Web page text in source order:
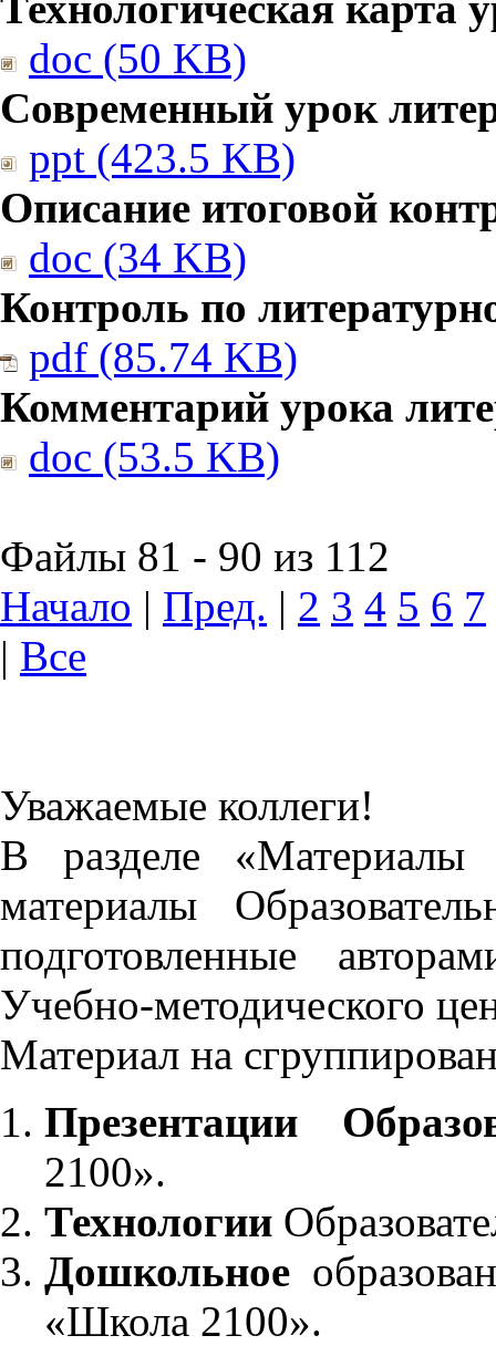
doc (50 KB)
Современный урок
ppt (423.5 KB)
Описание итоговой
doc (34 KB)
Контроль по
pdf (85.74 KB)
Комментарий урока
doc (53.5 KB)
Файлы 81 - 90 из 112
Начало | Пред. | 2 3 4 5 6 7
| Все
Уважаемые коллеги!
В разделе «Материалы
материалы
подготовленные
Учебно-методического
Материал на
Презентации
2100».
Технологии
Дошкольное
«Школа 2100».